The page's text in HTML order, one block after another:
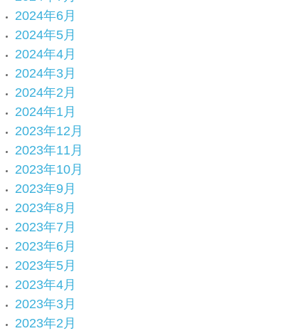
2024年6月
2024年5月
2024年4月
2024年3月
2024年2月
2024年1月
2023年12月
2023年11月
2023年10月
2023年9月
2023年8月
2023年7月
2023年6月
2023年5月
2023年4月
2023年3月
2023年2月